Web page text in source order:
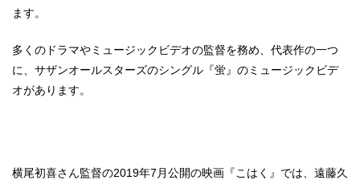
ます。
多くのドラマやミュージックビデオの監督を務め、代表作の一つ
に、サザンオールスターズのシングル『蛍』のミュージックビデ
オがあります。
横尾初喜さん監督の2019年7月公開の映画『こはく』では、遠藤久